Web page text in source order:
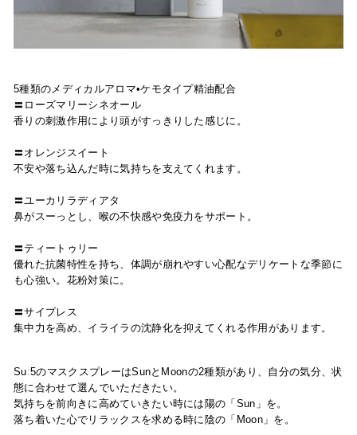
5種類のメディカルアロマ•ケモタイプ精油配合
〓ローズマリーシネオール
香りの刺激作用により頭がすっきりした感じに。
〓オレンジスイート
不安や落ち込んだ時に気持ちを支えてくれます。
〓ユーカリラディアタ
鼻がスーっとし、喉の不快感や免疫力をサポート。
〓ティートゥリー
優れた抗菌特性を持ち、体調が崩れやすい心配なデリケートな季節 に
も心強い。花粉対策に。
〓サイプレス
集中力を高め、イライラの沈静化を抑えてくれる作用があります。
Suː5のマスクスプレーはSunとMoonの2種類があり、自分の気分、状
態に合わせて選んでいただきたい。
気持ちを前向きに高めていきたい時には陽の「Sun」を。
落ち着いた心でリラックスを求める時に陰の「Moon」を。